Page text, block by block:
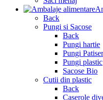
Back
Pungi si Sacose
Back
Pungi hartie
Pungi
Pungi plastic
Sacose Bio
Cutii din plastic
Back
Caserole